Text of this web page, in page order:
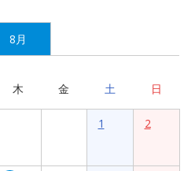
8月
木 金 土 日
1 2